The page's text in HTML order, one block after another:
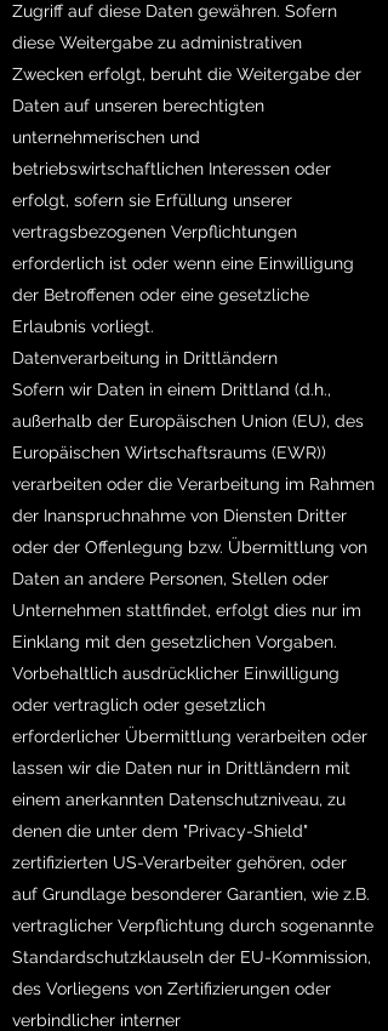
Zugriff auf diese Daten gewähren. Sofern
diese Weitergabe zu administrativen
Zwecken erfolgt, beruht die Weitergabe der
Daten auf unseren berechtigten
unternehmerischen und
betriebswirtschaftlichen Interessen oder
erfolgt, sofern sie Erfüllung unserer
vertragsbezogenen Verpflichtungen
erforderlich ist oder wenn eine Einwilligung
der Betroffenen oder eine gesetzliche
Erlaubnis vorliegt.
Datenverarbeitung in Drittländern
Sofern wir Daten in einem Drittland (d.h.,
außerhalb der Europäischen Union (EU), des
Europäischen Wirtschaftsraums (EWR))
verarbeiten oder die Verarbeitung im Rahmen
der Inanspruchnahme von Diensten Dritter
oder der Offenlegung bzw. Übermittlung von
Daten an andere Personen, Stellen oder
Unternehmen stattfindet, erfolgt dies nur im
Einklang mit den gesetzlichen Vorgaben.
Vorbehaltlich ausdrücklicher Einwilligung
oder vertraglich oder gesetzlich
erforderlicher Übermittlung verarbeiten oder
lassen wir die Daten nur in Drittländern mit
einem anerkannten Datenschutzniveau, zu
denen die unter dem "Privacy-Shield"
zertifizierten US-Verarbeiter gehören, oder
auf Grundlage besonderer Garantien, wie z.B.
vertraglicher Verpflichtung durch sogenannte
Standardschutzklauseln der EU-Kommission,
des Vorliegens von Zertifizierungen oder
verbindlicher interner